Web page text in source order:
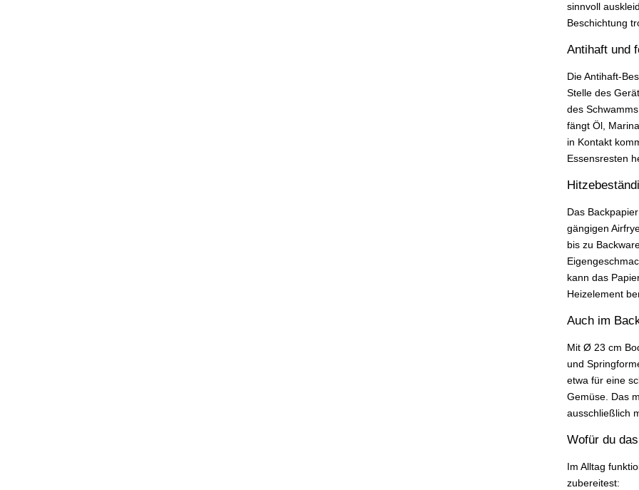
sinnvoll
Beschichtung
Antihaft und
Die Antihaft-
Stelle des
des
fängt Öl,
in Kontakt
Essensresten
Das
gängigen
bis zu
kann das
Heizelement
Auch im
Mit Ø 23 cm
und
etwa für eine
Gemüse. Das
ausschließlich
Wofür du
Im Alltag
zubereitest: